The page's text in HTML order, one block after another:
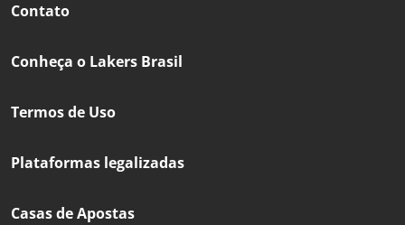
Contato
Conheça o Lakers Brasil
Termos de Uso
Plataformas legalizadas
Casas de Apostas